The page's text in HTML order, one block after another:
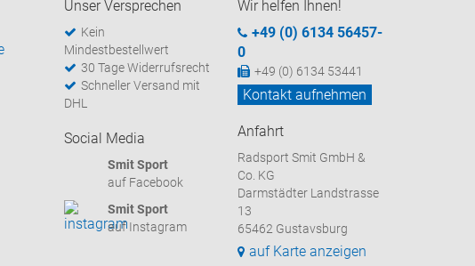
Unser Versprechen
Kein
Mindestbestellwert
30 Tage Widerrufsrecht
Schneller Versand mit
DHL
Social Media
Smit Sport
auf Facebook
Smit Sport
auf Instagram
Wir helfen Ihnen!
+49 (0) 6134 56457-
0
+49 (0) 6134 53441
Kontakt aufnehmen
Anfahrt
Radsport Smit GmbH &
Co. KG
Darmstädter Landstrasse
13
65462 Gustavsburg
auf Karte anzeigen